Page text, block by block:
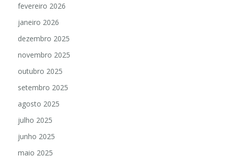
fevereiro 2026
janeiro 2026
dezembro 2025
novembro 2025
outubro 2025
setembro 2025
agosto 2025
julho 2025
junho 2025
maio 2025